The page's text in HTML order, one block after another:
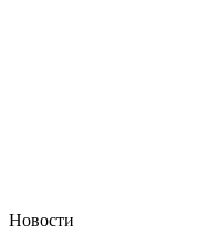
Новости